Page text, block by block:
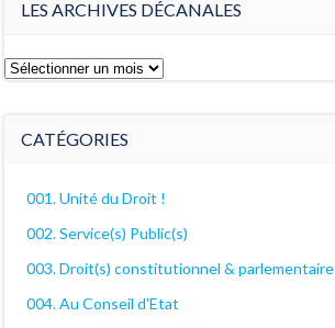
LES ARCHIVES DÉCANALES
Les
CATÉGORIES
001. Unité du Droit !
002. Service(s) Public(s)
003. Droit(s) constitutionnel & parlementaire
004. Au Conseil d'Etat